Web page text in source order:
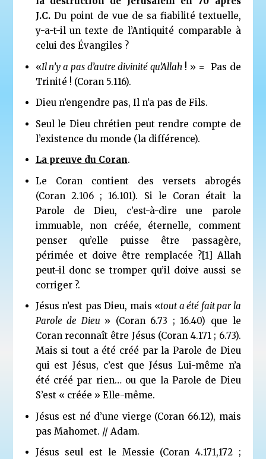
J.C. Du point de vue de sa fiabilité textuelle,
y-a-t-il un texte de l’Antiquité comparable à
celui des Évangiles ?
«Il n’y a pas d’autre divinité qu’Allah ! » = Pas de
Trinité ! (Coran 5.116).
Dieu n’engendre pas, Il n’a pas de Fils.
Seul le Dieu chrétien peut rendre compte de
l’existence du monde (la différence).
La preuve du Coran.
Le Coran contient des versets abrogés
(Coran 2.106 ; 16.101). Si le Coran était la
Parole de Dieu, c’est-à-dire une parole
immuable, non créée, éternelle, comment
penser qu’elle puisse être passagère,
périmée et doive être remplacée ?[1] Allah
peut-il donc se tromper qu’il doive aussi se
corriger ?.
Jésus n’est pas Dieu, mais «tout a été fait par la
Parole de Dieu » (Coran 6.73 ; 16.40) que le
Coran reconnaît être Jésus (Coran 4.171 ; 6.73).
Mais si tout a été créé par la Parole de Dieu
qui est Jésus, c’est que Jésus Lui-même n’a
été créé par rien… ou que la Parole de Dieu
S’est « créée » Elle-même.
Jésus est né d’une vierge (Coran 66.12), mais
pas Mahomet. // Adam.
Jésus seul est le Messie (Coran 4.171,172 ;